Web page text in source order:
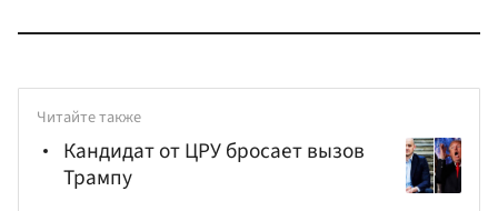
Читайте также
Кандидат от ЦРУ бросает вызов
Трампу